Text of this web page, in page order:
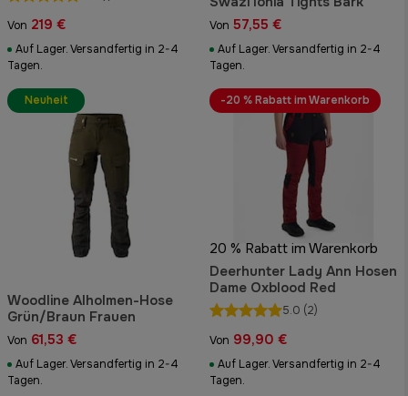
Von 219 €
Auf Lager. Versandfertig in 2-4
Tagen.
Von 57,55 €
Auf Lager. Versandfertig in 2-4
Tagen.
Woodline Alholmen-Hose
Grün/Braun Frauen
Von 61,53 €
Auf Lager. Versandfertig in 2-4
Tagen.
Neuheit
20 % Rabatt im Warenkorb
Deerhunter Lady Ann Hosen
Dame Oxblood Red
5.0 (2)
Von 99,90 €
Auf Lager. Versandfertig in 2-4
Tagen.
-20 % Rabatt im Warenkorb